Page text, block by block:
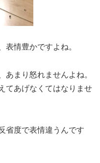
表情豊かですよね。
あまり怒れませんよね。
てあげなくてはなりませ
省度で表情違うんです